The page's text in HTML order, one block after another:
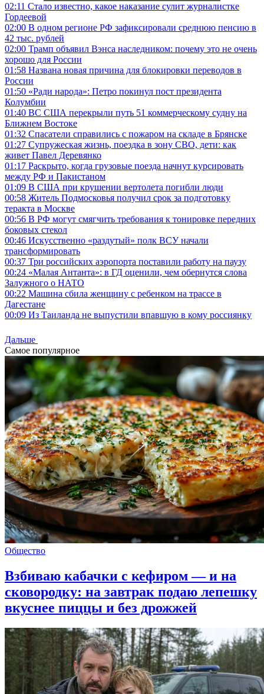
02:11 Стало известно, какое наказание сулит журналистке
Гордеевой
02:00 В одном регионе РФ зафиксировали среднюю пенсию в
42 тыс. рублей
02:00 Трамп объявил Вэнса наследником: почему это не очень
хорошо для России
01:58 Названа новая причина для блокировки переводов в
России
01:50 «Ради народа»: Петро покинул пост президента
Колумбии
01:40 ВС США перекрыли путь 51 коммерческому судну на
Ближнем Востоке
01:32 Спасатели справились с пожаром на складе в Брянске
01:27 Супружеская жизнь, поездка в зону СВО, дети: как
живет Павел Деревянко
01:17 Раскрыто, когда грузовые поезда начнут курсировать
между РФ и Пакистаном
01:09 В США при крушении вертолета погибли люди
00:58 Житель Подмосковья получил срок за подготовку
теракта в Москве
00:56 В РФ могут смягчить требования к тонировке передних
боковых стекол
00:46 Искусственно «раздутый» полк ВСУ начали
трансформировать
00:37 Три российских аэропорта поставили работу на паузу
00:24 «Малая Антанта»: в ГД оценили, чем обернутся слова
Залужного о НАТО
00:22 Машина сбила женщину с ребенком на трассе в
Дагестане
00:09 Из Таиланда не выпустили впавшую в кому россиянку
Дальше
Самое популярное
Общество
Взбиваю кабачки с кефиром — и на
сковородку: на завтрак подаю лепешку
вкуснее пиццы и без дрожжей